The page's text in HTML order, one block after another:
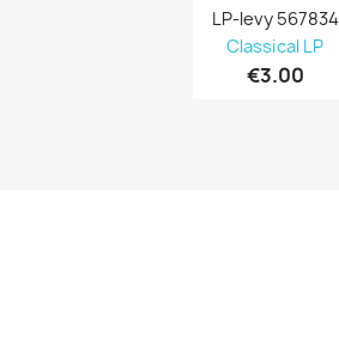
LP-levy 567834
Classical LP
€3.00